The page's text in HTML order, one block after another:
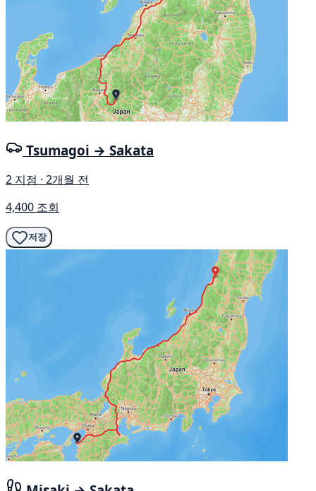
Tsumagoi → Sakata
2 지점 · 2개월 전
4,400 조회
저장